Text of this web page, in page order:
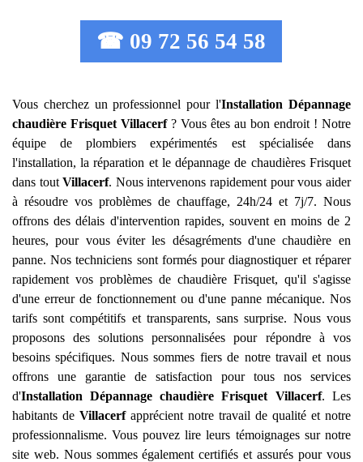
☎ 09 72 56 54 58
Vous cherchez un professionnel pour l'Installation Dépannage
chaudière Frisquet Villacerf? Vous êtes au bon endroit ! Notre
équipe de plombiers expérimentés est spécialisée dans
l'installation, la réparation et le dépannage de chaudières Frisquet
dans toutVillacerf. Nous intervenons rapidement pour vous aider
à résoudre vos problèmes de chauffage, 24h/24 et 7j/7. Nous
offrons des délais d'intervention rapides, souvent en moins de 2
heures, pour vous éviter les désagréments d'une chaudière en
panne. Nos techniciens sont formés pour diagnostiquer et réparer
rapidement vos problèmes de chaudière Frisquet, qu'il s'agisse
d'une erreur de fonctionnement ou d'une panne mécanique. Nos
tarifs sont compétitifs et transparents, sans surprise. Nous vous
proposons des solutions personnalisées pour répondre à vos
besoins spécifiques. Nous sommes fiers de notre travail et nous
offrons une garantie de satisfaction pour tous nos services
d'Installation Dépannage chaudière Frisquet Villacerf. Les
habitants de Villacerfapprécient notre travail de qualité et notre
professionnalisme. Vous pouvez lire leurs témoignages sur notre
site web. Nous sommes également certifiés et assurés pour vous